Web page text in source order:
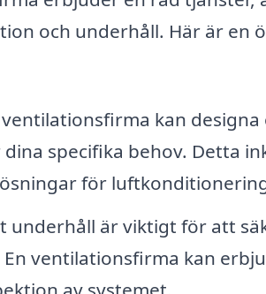
och underhåll. Här är en
ventilationsfirma kan designa
specifika behov. Detta
för
underhåll är viktigt för att
ventilationsfirma kan